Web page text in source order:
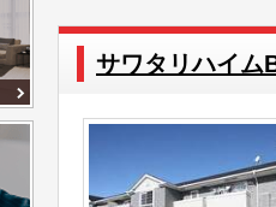
サワタリハイム